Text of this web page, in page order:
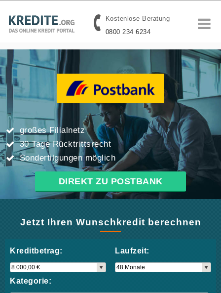
Kostenlose Beratung
0800 234 6234
großes Filialnetz
30 Tage Rücktrittsrecht
Sondertilgungen möglich
DIREKT ZU POSTBANK
Jetzt Ihren Wunschkredit berechnen
Kreditbetrag: Laufzeit:
Kategorie: